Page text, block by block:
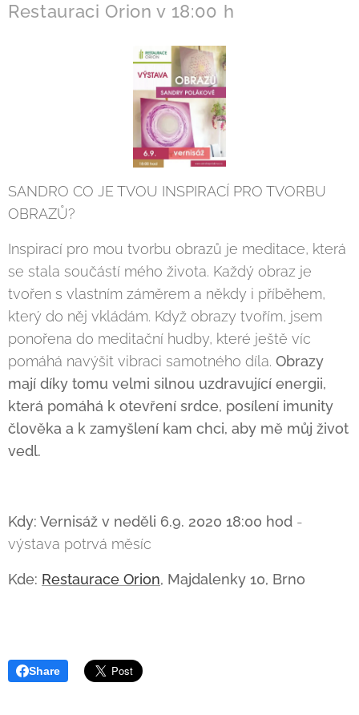
Restauraci Orion v 18:00 h
SANDRO CO JE TVOU INSPIRACÍ PRO TVORBU
OBRAZŮ?
Inspirací pro mou tvorbu obrazů je meditace, která
se stala součástí mého života. Každý obraz je
tvořen s vlastním záměrem a někdy i příběhem,
který do něj vkládám. Když obrazy tvořím, jsem
ponořena do meditační hudby, které ještě víc
pomáhá navýšit vibraci samotného díla. Obrazy
mají díky tomu velmi silnou uzdravující energii,
která pomáhá k otevření srdce, posílení imunity
člověka a k zamyšlení kam chci, aby mě můj život
vedl.
Kdy: Vernisáž v neděli 6.9. 2020 18:00 hod -
výstava potrvá měsíc
Kde: Restaurace Orion, Majdalenky 10, Brno
Share